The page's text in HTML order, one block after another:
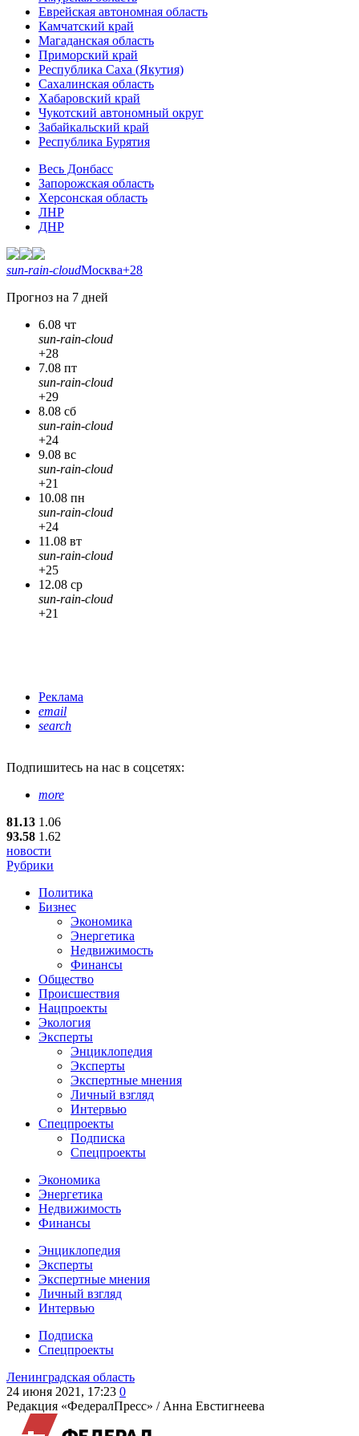
Еврейская автономная область
Камчатский край
Магаданская область
Приморский край
Республика Саха (Якутия)
Сахалинская область
Хабаровский край
Чукотский автономный округ
Забайкальский край
Республика Бурятия
Весь Донбасс
Запорожская область
Херсонская область
ЛНР
ДНР
sun-rain-cloudМосква+28
Прогноз на 7 дней
6.08 чт
sun-rain-cloud
+28
7.08 пт
sun-rain-cloud
+29
8.08 сб
sun-rain-cloud
+24
9.08 вс
sun-rain-cloud
+21
10.08 пн
sun-rain-cloud
+24
11.08 вт
sun-rain-cloud
+25
12.08 ср
sun-rain-cloud
+21
Реклама
email
search
Подпишитесь на нас в соцсетях:
more
81.13 1.06
93.58 1.62
новости
Рубрики
Политика
Бизнес
Экономика
Энергетика
Недвижимость
Финансы
Общество
Происшествия
Нацпроекты
Экология
Эксперты
Энциклопедия
Эксперты
Экспертные мнения
Личный взгляд
Интервью
Спецпроекты
Подписка
Спецпроекты
Экономика
Энергетика
Недвижимость
Финансы
Энциклопедия
Эксперты
Экспертные мнения
Личный взгляд
Интервью
Подписка
Спецпроекты
Ленинградская область
24 июня 2021, 17:23 0
Редакция «ФедералПресс» / Анна Евстигнеева